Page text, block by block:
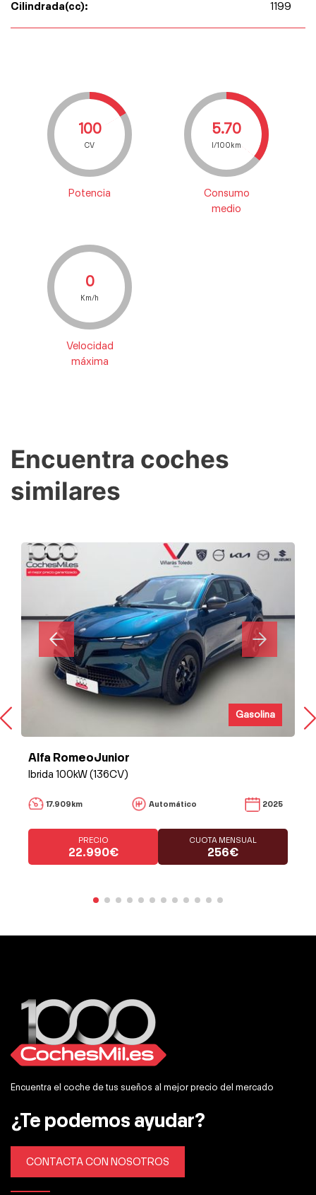
Cilindrada(cc): 1199
100
CV
Potencia
5.70
l/100km
Consumo
medio
0
Km/h
Velocidad
máxima
Encuentra coches
similares
Gasolina
Alfa RomeoJunior
Ibrida 100kW (136CV)
17.909km Automático 2025
PRECIO
22.990€
CUOTA MENSUAL
256€
Encuentra el coche de tus sueños al mejor precio del mercado
¿Te podemos ayudar?
CONTACTA CON NOSOTROS